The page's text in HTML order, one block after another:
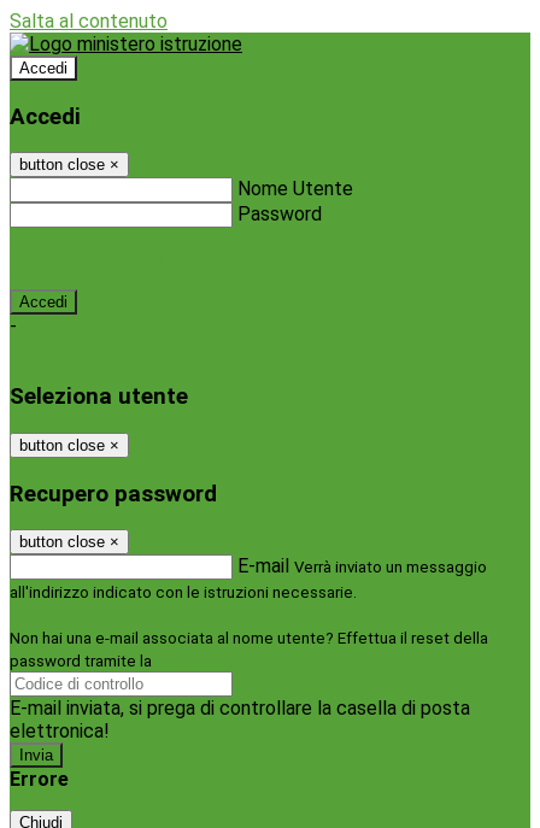
Salta al contenuto
Accedi
Accedi
button close ×
Nome Utente
Password
-
Seleziona utente
button close ×
Recupero password
button close ×
E-mail Verrà inviato un messaggio
all'indirizzo indicato con le istruzioni necessarie.
Non hai una e-mail associata al nome utente? Effettua il reset della
password tramite la
E-mail inviata, si prega di controllare la casella di posta
elettronica!
Errore
Chiudi